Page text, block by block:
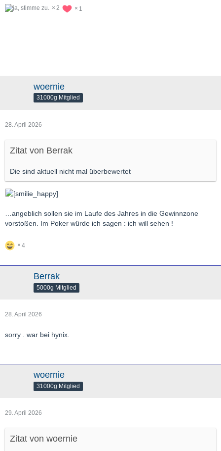
2 1
woernie
31000g Mitglied
28. April 2026
Zitat von Berrak
Die sind aktuell nicht mal überbewertet
…angeblich sollen sie im Laufe des Jahres in die Gewinnzone
vorstoßen. Im Poker würde ich sagen : ich will sehen !
4
Berrak
5000g Mitglied
28. April 2026
sorry . war bei hynix.
woernie
31000g Mitglied
29. April 2026
Zitat von woernie